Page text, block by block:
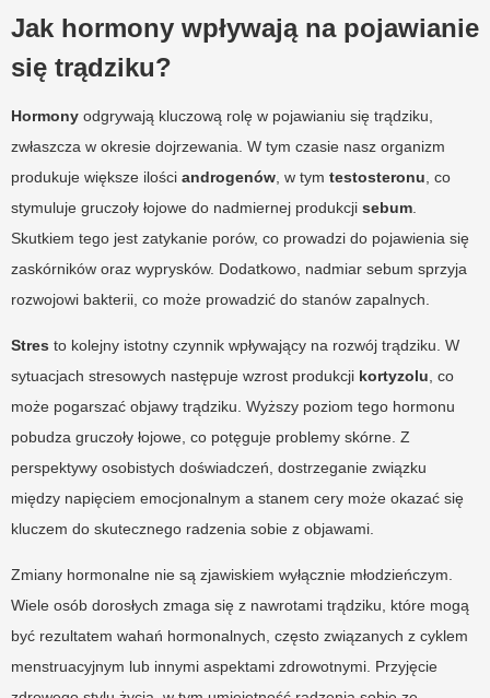
Jak hormony wpływają na pojawianie
się trądziku?
Hormony odgrywają kluczową rolę w pojawianiu się trądziku,
zwłaszcza w okresie dojrzewania. W tym czasie nasz organizm
produkuje większe ilości androgenów , w tym testosteronu , co
stymuluje gruczoły łojowe do nadmiernej produkcji sebum
Skutkiem tego jest zatykanie porów, co prowadzi do pojawienia się
zaskórników oraz wyprysków. Dodatkowo, nadmiar sebum sprzyja
rozwojowi bakterii, co może prowadzić do stanów zapalnych.
Stres to kolejny istotny czynnik wpływający na rozwój trądziku. W
sytuacjach stresowych następuje wzrost produkcji kortyzolu , co
może pogarszać objawy trądziku. Wyższy poziom tego hormonu
pobudza gruczoły łojowe, co potęguje problemy skórne. Z
perspektywy osobistych doświadczeń, dostrzeganie związku
między napięciem emocjonalnym a stanem cery może okazać się
kluczem do skutecznego radzenia sobie z objawami.
Zmiany hormonalne nie są zjawiskiem wyłącznie młodzieńczym.
Wiele osób dorosłych zmaga się z nawrotami trądziku, które mogą
być rezultatem wahań hormonalnych, często związanych z cyklem
menstruacyjnym lub innymi aspektami zdrowotnymi. Przyjęcie